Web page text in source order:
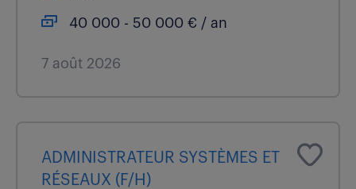
40 000 - 50 000 € / an
7 août 2026
ADMINISTRATEUR SYSTÈMES ET
RÉSEAUX (F/H)